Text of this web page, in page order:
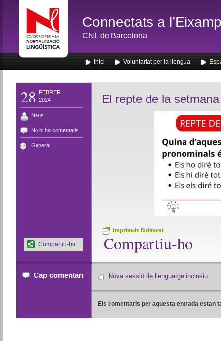
Connectats a
CNL de Barcelona
Inici Voluntariat per la llengua
28
FEBRER
2024
Neus
No hi ha comentaris
General
El repte de la
Imprimeix fàcilment
Compartiu-ho
Compartiu-ho
Cap comentari Nova sessió de llenguatge inclusiu
Els comentaris per aquesta entrada estan